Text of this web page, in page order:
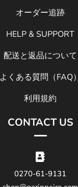
オーダー追跡
HELP & SUPPORT
配送と返品について
よくある質問（FAQ）
利用規約
CONTACT US

0270-61-9131